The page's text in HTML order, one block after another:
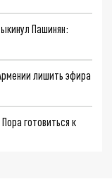
Пашинян:
лишить эфира
готовиться к